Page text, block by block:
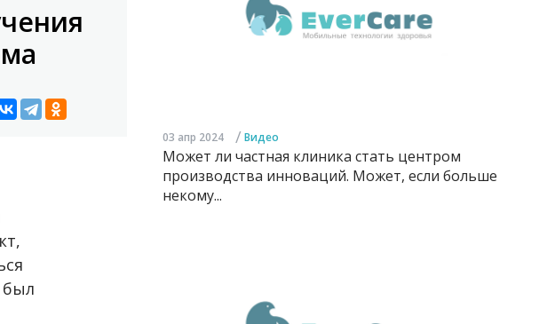
03 апр 2024 / Видео
Может ли частная клиника стать центром
производства инноваций. Может, если больше
некому...